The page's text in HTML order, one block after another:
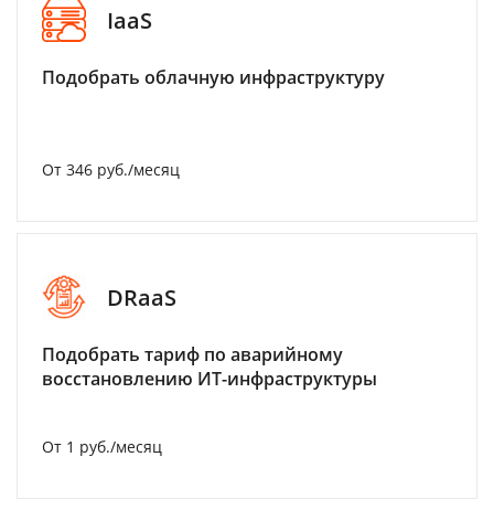
IaaS
Подобрать облачную инфраструктуру
От 346 руб./месяц
DRaaS
Подобрать тариф по аварийному
восстановлению ИТ-инфраструктуры
От 1 руб./месяц